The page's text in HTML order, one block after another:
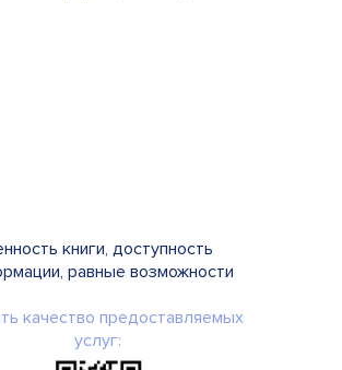
книги, доступность
равные возможности
качество предоставляемых
услуг: